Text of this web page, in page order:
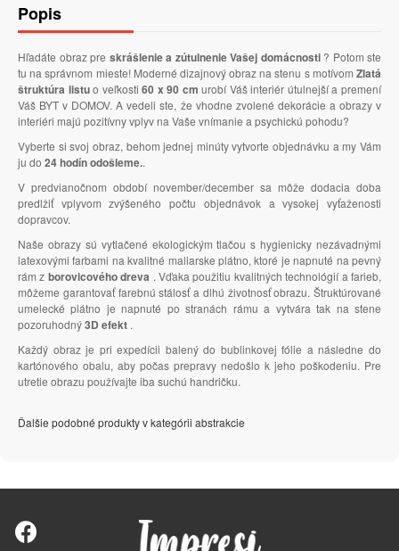
Popis
Hľadáte obraz pre skrášlenie a zútulnenie Vašej domácnosti ? Potom ste
tu na správnom mieste! Moderné dizajnový obraz na stenu s motívom Zlatá
štruktúra listuo veľkosti60 x 90 cm urobí Váš interiér útulnejší a premení
Váš BYT v DOMOV. A vedeli ste, že vhodne zvolené dekorácie a obrazy v
interiéri majú pozitívny vplyv na Vaše vnímanie a psychickú pohodu?
Vyberte si svoj obraz, behom jednej minúty vytvorte objednávku a my Vám
ju do 24 hodín odošleme..
V predvianočnom období november/december sa môže dodacia doba
predlžiť vplyvom zvýšeného počtu objednávok a vysokej vyťaženosti
dopravcov.
Naše obrazy sú vytlačené ekologickým tlačou s hygienicky nezávadnými
latexovými farbami na kvalitné maliarske plátno, ktoré je napnuté na pevný
rám z borovicového dreva . Vďaka použitiu kvalitných technológií a farieb,
môžeme garantovať farebnú stálosť a dlhú životnosť obrazu. Štruktúrované
umelecké plátno je napnuté po stranách rámu a vytvára tak na stene
pozoruhodný3D efekt .
Každý obraz je pri expedícii balený do bublinkovej fólie a následne do
kartónového obalu, aby počas prepravy nedošlo k jeho poškodeniu. Pre
utretie obrazu používajte iba suchú handričku.
Ďalšie podobné produkty v kategórii abstrakcie